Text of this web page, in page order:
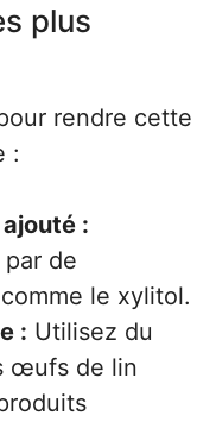
plus
rendre cette
:
:
de
le xylitol.
: Utilisez du
œufs de lin